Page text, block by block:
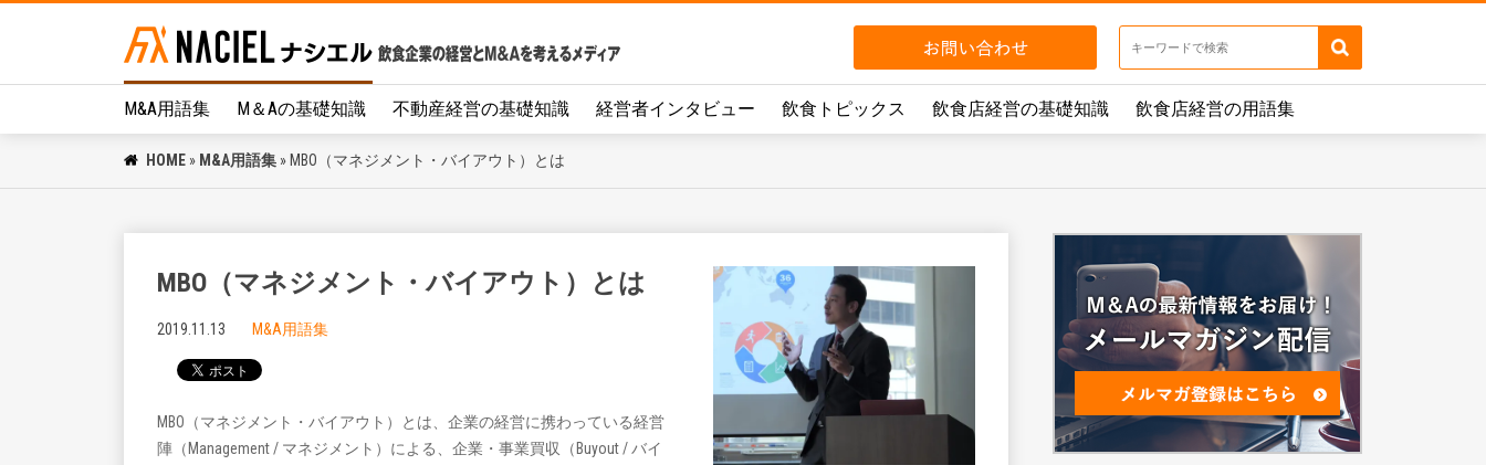
M&A用語集 M＆Aの基礎知識 不動産経営の基礎知識 経営者インタビュー 飲食トピックス 飲食店経営の基礎知識 飲食店経営の用語集
HOME » M&A用語集 » MBO（マネジメント・バイアウト）とは
MBO（マネジメント・バイアウト）とは
2019.11.13 M&A用語集
MBO（マネジメント・バイアウト）とは、企業の経営に携わっている経営
陣（Management / マネジメント）による、企業・事業買収（Buyout / バイ